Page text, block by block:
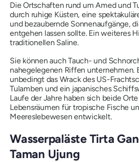
Die Ortschaften rund um Amed und
durch ruhige Küsten, eine
und bezaubernde Sonnenaufgänge,
entgehen lassen sollte. Ein weiteres
traditionellen Saline.
Sie können auch Tauch- und
nahegelegenen Riffen unternehmen.
unbedingt das Wrack des US-
Tulamben und ein japanisches
Laufe der Jahre haben sich beide
Lebensräumen für tropische Fische
Meereslebewesen entwickelt.
Wasserpaläste Tirta
Taman Ujung